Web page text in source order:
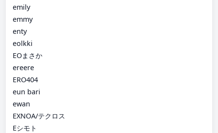
emily
emmy
enty
eolkki
EOまさか
ereere
ERO404
eun bari
ewan
EXNOA/テクロス
Eシモト